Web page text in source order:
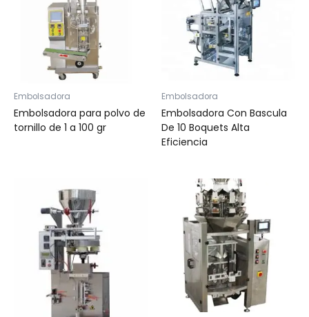
Embolsadora
Embolsadora para polvo de
tornillo de 1 a 100 gr
Embolsadora
Embolsadora Con Bascula
De 10 Boquets Alta
Eficiencia